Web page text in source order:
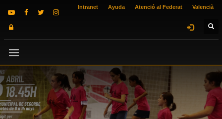
Intranet Ayuda Atenció al Federat Valencià